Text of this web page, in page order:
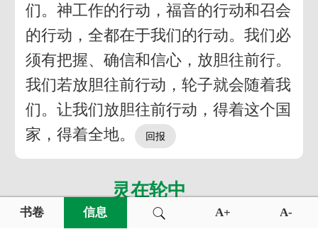
们。神工作的行动，福音的行动和召会
的行动，全都在于我们的行动。我们必
须有把握、确信和信心，放胆往前行。
我们若放胆往前行动，轮子就会随着我
们。让我们放胆往前行动，得着这个国
家，得着全地。
灵在轮中
书卷 信息 A+ A-